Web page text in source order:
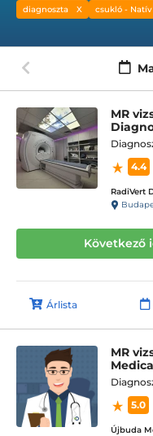
diagnoszta csukló -
MR
4.4
Budapest, IV.
Következő
Árlista
MR
5.0
Újbuda